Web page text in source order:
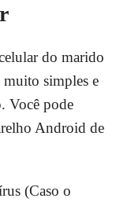
do marido
muito simples e
Você pode
Android de
(Caso o